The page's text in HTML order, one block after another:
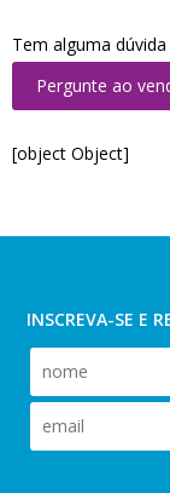
Tem alguma
Pergunte ao
[object Object]
INSCREVA-SE E